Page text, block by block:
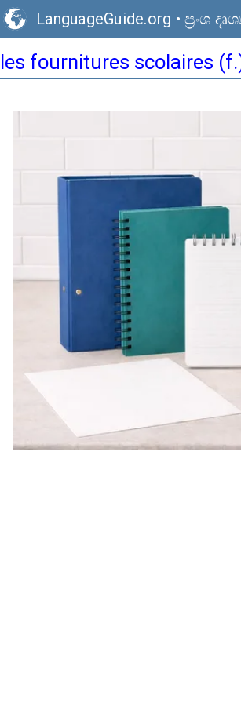
LanguageGuide.org • ප්‍රංශ
les fournitures scolaires